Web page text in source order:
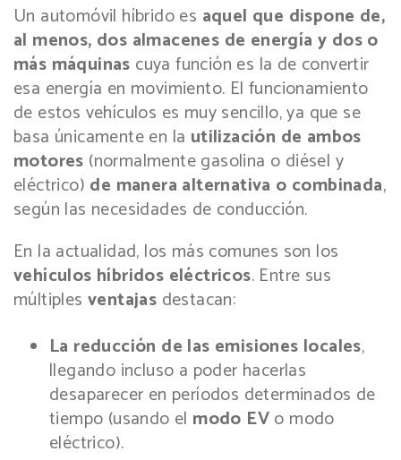
Un automóvil híbrido es aquel que dispone de,
al menos, dos almacenes de energía y dos o
más máquinas cuya función es la de convertir
esa energía en movimiento. El funcionamiento
de estos vehículos es muy sencillo, ya que se
basa únicamente en la utilización de ambos
motores (normalmente gasolina o diésel y
eléctrico) de manera alternativa o combinada,
según las necesidades de conducción.
En la actualidad, los más comunes son los
vehículos híbridos eléctricos. Entre sus
múltiplesventajas destacan:
La reducción de las emisiones locales,
llegando incluso a poder hacerlas
desaparecer en períodos determinados de
tiempo (usando el modo EVo modo
eléctrico).